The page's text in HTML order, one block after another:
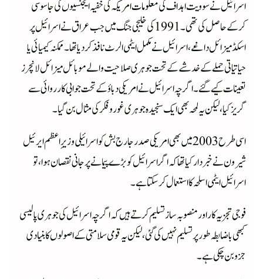
اسرائیل نے سوویت اہداف کی معلوما ت امریکہ کی خفیہ ایجنسیوں کی جاسوسی
کرکے حاصل کی تھی۔ 1991 کی خلیجی جنگ میں جب عراق نے اسرائیل پر
اسکڈ میزائل داغے، اسرائیل نے مکمل ایٹمی الرٹ نافذ کردیا تھا۔ ممکنہ کیمیائی یا
حیاتیاتی حملے کے خدشے کے تحت جوہری صلاحیت والے موبائل میزائل لانچرز
تعینات کیے گئے۔ اگرچہ اسرائیل نے امریکی دباؤ کے تحت جوابی کارروائی سے
گریز کیا، لیکن یہ لمحہ بھی ایک سنجیدہ جوہری غور و فکر کی مثال بن گیا۔
اسی طرح 2003 میں بھی امریکی صدر جارج بش کو اسرائیلی وزیرِاعظم ایرئیل
شیرون نے خبردار کیا تھا کہ اگر اسرائیل کو بڑے پیمانے پر جانی نقصان ہوا، تو
اسرائیل ایٹمی اسلحہ کا استعمال کر سکتا ہے۔
فوجی تجزیہ کار اور منصوبہ ساز تسلیم کرتے ہیں کہ اگرچہ اسرائیل کی جوہری پالیسی
کبھی باضابطہ طور پر تسلیم نہیں کی گئی، لیکن یہ قومی سلامتی کے اصولوں کا بنیادی
جزو بن چکی ہے۔